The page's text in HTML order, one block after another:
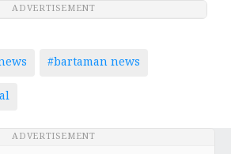
ADVERTISEMENT
#bartaman news
ADVERTISEMENT